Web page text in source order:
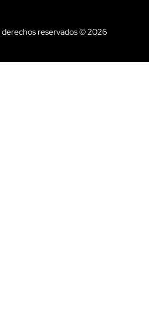
reservados © 2026